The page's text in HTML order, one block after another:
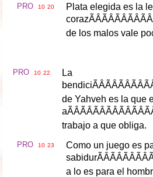
PRO 10 20 Plata elegida es la
coraz
de los malos vale
PRO 10 22
La
bendici
de Yahveh es la que
a
trabajo a que obliga.
PRO 10 23 Como un juego es
sabidur
a lo es para el